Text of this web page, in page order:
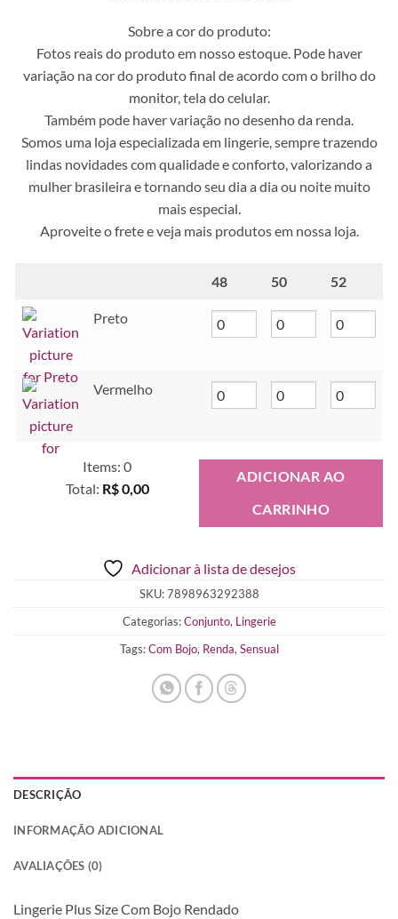
Sobre a cor do produto:
Fotos reais do produto em nosso estoque. Pode haver
variação na cor do produto final de acordo com o brilho do
monitor, tela do celular.
Também pode haver variação no desenho da renda.
Somos uma loja especializada em lingerie, sempre trazendo
lindas novidades com qualidade e conforto, valorizando a
mulher brasileira e tornando seu dia a dia ou noite muito
mais especial.
Aproveite o frete e veja mais produtos em nossa loja.
48 50 52
Preto
Vermelho
Items: 0
Total: R$ 0,00
R$ 0,00
ADICIONAR AO
CARRINHO
Adicionar à lista de desejos
SKU:7898963292388
Categorias:Conjunto, Lingerie
Tags:Com Bojo, Renda,Sensual
DESCRIÇÃO
INFORMAÇÃO ADICIONAL
AVALIAÇÕES (0)
Lingerie Plus Size Com Bojo Rendado